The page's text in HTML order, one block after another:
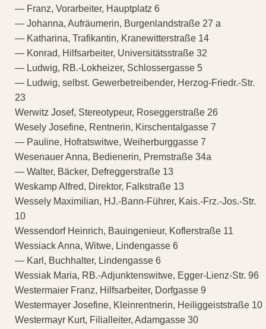
— Franz, Vorarbeiter, Hauptplatz 6
— Johanna, Aufräumerin, Burgenlandstraße 27 a
— Katharina, Trafikantin, Kranewitterstraße 14
— Konrad, Hilfsarbeiter, Universitätsstraße 32
— Ludwig, RB.-Lokheizer, Schlossergasse 5
— Ludwig, selbst. Gewerbetreibender, Herzog-Friedr.-Str.
23
Werwitz Josef, Stereotypeur, Roseggerstraße 26
Wesely Josefine, Rentnerin, Kirschentalgasse 7
— Pauline, Hofratswitwe, Weiherburggasse 7
Wesenauer Anna, Bedienerin, Premstraße 34a
— Walter, Bäcker, Defreggerstraße 13
Weskamp Alfred, Direktor, Falkstraße 13
Wessely Maximilian, HJ.-Bann-Führer, Kais.-Frz.-Jos.-Str.
10
Wessendorf Heinrich, Bauingenieur, Koflerstraße 11
Wessiack Anna, Witwe, Lindengasse 6
— Karl, Buchhalter, Lindengasse 6
Wessiak Maria, RB.-Adjunktenswitwe, Egger-Lienz-Str. 96
Westermaier Franz, Hilfsarbeiter, Dorfgasse 9
Westermayer Josefine, Kleinrentnerin, Heiliggeiststraße 10
Westermayr Kurt, Filialleiter, Adamgasse 30